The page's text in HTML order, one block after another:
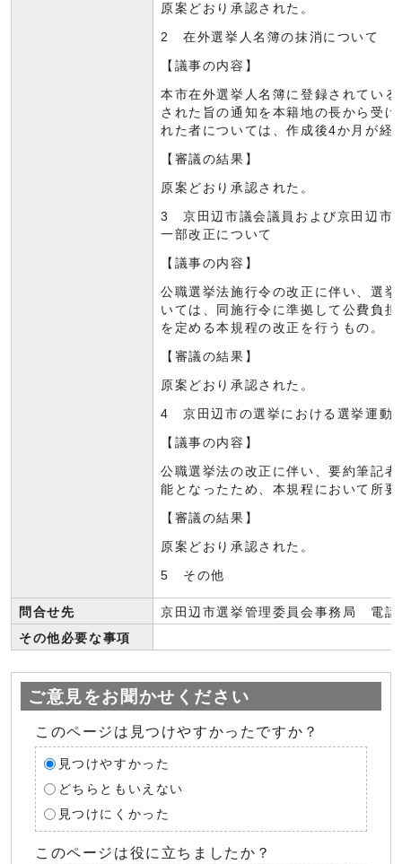
原案どおり承認された。
2 在外選挙人名簿の抹消について
【議事の内容】
本市在外選挙人名簿に登録されてい
された旨の通知を本籍地の長から受
れた者については、作成後4か月が経
【審議の結果】
原案どおり承認された。
3 京田辺市議会議員および京田辺市
一部改正について
【議事の内容】
公職選挙法施行令の改正に伴い、選
いては、同施行令に準拠して公費負
を定める本規程の改正を行うもの。
【審議の結果】
原案どおり承認された。
4 京田辺市の選挙における選挙運動
【議事の内容】
公職選挙法の改正に伴い、要約筆記
能となったため、本規程において所
【審議の結果】
原案どおり承認された。
5 その他
問合せ先
京田辺市選挙管理委員会事務局 電
その他必要な事項
ご意見をお聞かせください
このページは見つけやすかったですか？
見つけやすかった
どちらともいえない
見つけにくかった
このページは役に立ちましたか？